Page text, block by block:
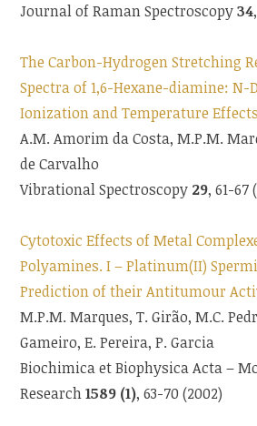
Journal of Raman Spectroscopy34
The Carbon-Hydrogen Stretching
Spectra of 1,6-Hexane-diamine: N-
Ionization and Temperature Effects
A.M. Amorim da Costa, M.P.M.
de Carvalho
Vibrational Spectroscopy 29, 61-67
Cytotoxic Effects of Metal
Polyamines. I – Platinum(II)
Prediction of their Antitumour
M.P.M. Marques, T. Girão, M.C.
Gameiro, E. Pereira, P. Garcia
Biochimica et Biophysica Acta –
Research1589 (1), 63-70 (2002)